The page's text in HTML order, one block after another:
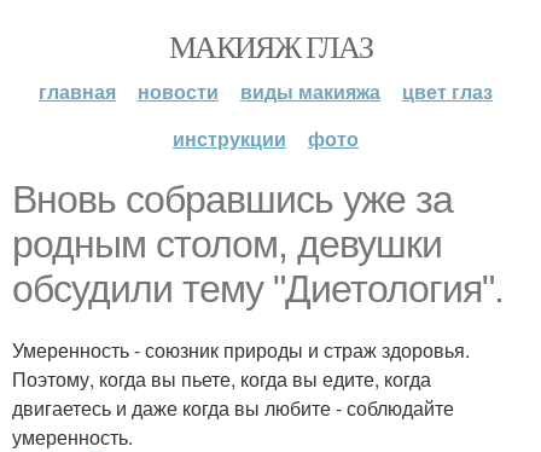
МАКИЯЖ ГЛАЗ
главная новости виды макияжа
цвет глаз
инструкции
фото
Вновь собравшись уже за
родным столом, девушки
обсудили тему "Диетология".
Умеренность - союзник природы и страж здоровья.
Поэтому, когда вы пьете, когда вы едите, когда
двигаетесь и даже когда вы любите - соблюдайте
умеренность.